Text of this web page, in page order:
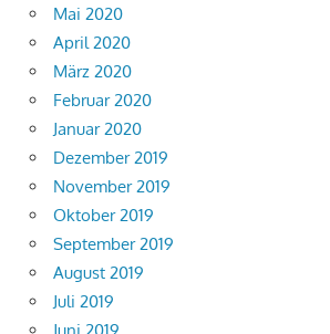
Mai 2020
April 2020
März 2020
Februar 2020
Januar 2020
Dezember 2019
November 2019
Oktober 2019
September 2019
August 2019
Juli 2019